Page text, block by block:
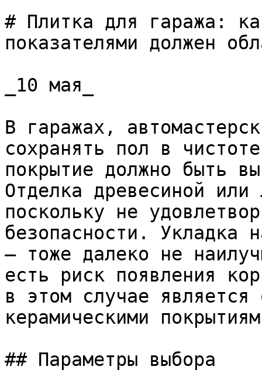
# Плитка для гаража:
показателями должен
_10 мая_
В гаражах,
сохранять пол в
покрытие должно быть
Отделка древесиной
поскольку не
безопасности. Укладка
– тоже далеко не
есть риск появления
в этом случае является
керамическими
## Параметры выбора